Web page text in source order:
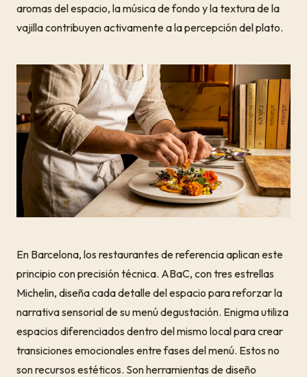
aromas del espacio, la música de fondo y la textura de la
vajilla contribuyen activamente a la percepción del plato.
En Barcelona, los restaurantes de referencia aplican este
principio con precisión técnica. ABaC, con tres estrellas
Michelin, diseña cada detalle del espacio para reforzar la
narrativa sensorial de su menú degustación. Enigma utiliza
espacios diferenciados dentro del mismo local para crear
transiciones emocionales entre fases del menú. Estos no
son recursos estéticos. Son herramientas de diseño